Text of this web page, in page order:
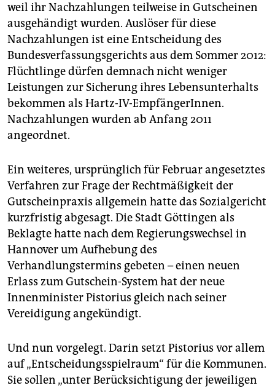
weil ihr Nachzahlungen teilweise in Gutscheinen
ausgehändigt wurden. Auslöser für diese
Nachzahlungen ist eine Entscheidung des
Bundesverfassungsgerichts aus dem Sommer 2012:
Flüchtlinge dürfen demnach nicht weniger
Leistungen zur Sicherung ihres Lebensunterhalts
bekommen als Hartz-IV-EmpfängerInnen.
Nachzahlungen wurden ab Anfang 2011
angeordnet.
Ein weiteres, ursprünglich für Februar angesetztes
Verfahren zur Frage der Rechtmäßigkeit der
Gutscheinpraxis allgemein hatte das Sozialgericht
kurzfristig abgesagt. Die Stadt Göttingen als
Beklagte hatte nach dem Regierungswechsel in
Hannover um Aufhebung des
Verhandlungstermins gebeten – einen neuen
Erlass zum Gutschein-System hat der neue
Innenminister Pistorius gleich nach seiner
Vereidigung angekündigt.
Und nun vorgelegt. Darin setzt Pistorius vor allem
auf „Entscheidungsspielraum“ für die Kommunen.
Sie sollen „unter Berücksichtigung der jeweiligen